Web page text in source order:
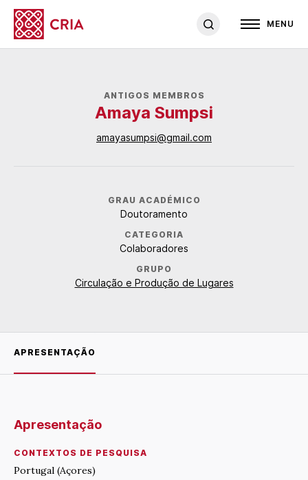
MENU
ANTIGOS MEMBROS
Amaya Sumpsi
amayasumpsi@gmail.com
GRAU ACADÉMICO
Doutoramento
CATEGORIA
Colaboradores
GRUPO
Circulação e Produção de Lugares
APRESENTAÇÃO
Apresentação
CONTEXTOS DE PESQUISA
Portugal (Açores)